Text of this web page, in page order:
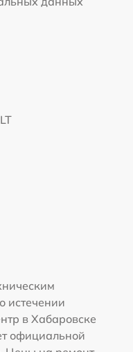
истечении
в Хабаровске
официальной